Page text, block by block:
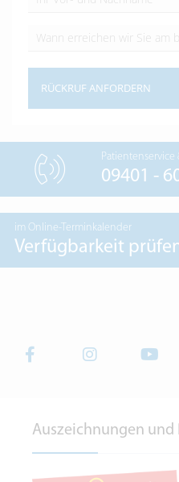
RÜCKRUF ANFORDERN
Patientenservice
09401 -
im Online-Terminkalender
Verfügbarkeit
Auszeichnungen und